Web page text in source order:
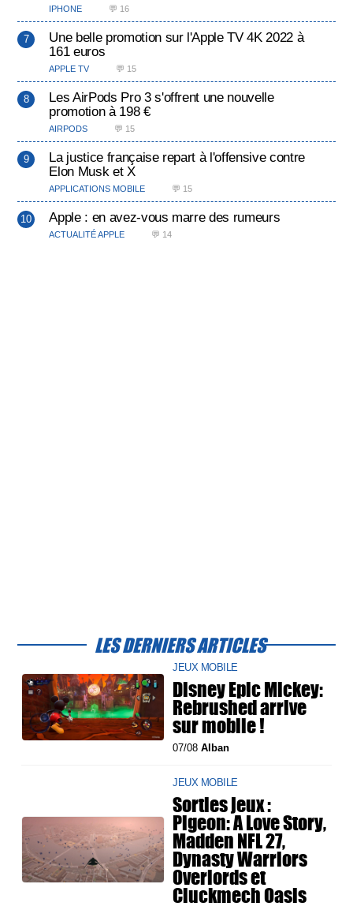
IPHONE 💬 16
Une belle promotion sur l'Apple TV 4K 2022 à
161 euros
APPLE TV 💬 15
Les AirPods Pro 3 s'offrent une nouvelle
promotion à 198 €
AIRPODS 💬 15
La justice française repart à l'offensive contre
Elon Musk et X
APPLICATIONS MOBILE 💬 15
Apple : en avez-vous marre des rumeurs
ACTUALITÉ APPLE 💬 14
LES DERNIERS ARTICLES
JEUX MOBILE
Disney Epic Mickey:
Rebrushed arrive
sur mobile !
07/08Alban
JEUX MOBILE
Sorties jeux :
Pigeon: A Love Story,
Madden NFL 27,
Dynasty Warriors
Overlords et
Cluckmech Oasis